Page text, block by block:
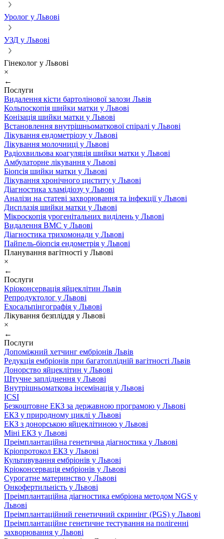
Уролог у Львові
УЗД у Львові
Гінеколог у Львові
×
←
Послуги
Видалення кісти бартолінової залози Львів
Кольпоскопія шийки матки у Львові
Конізація шийки матки у Львові
Встановлення внутрішньоматкової спіралі у Львові
Лікування ендометріозу у Львові
Лікування молочниці у Львові
Радіохвильова коагуляція шийки матки у Львові
Амбулаторне лікування у Львові
Біопсія шийки матки у Львові
Лікування хронічного циститу у Львові
Діагностика хламідіозу у Львові
Аналізи на статеві захворювання та інфекції у Львові
Дисплазія шийки матки у Львові
Мікроскопія урогенітальних виділень у Львові
Видалення ВМС у Львові
Діагностика трихомонади у Львові
Пайпель-біопсія ендометрія у Львові
Планування вагітності у Львові
×
←
Послуги
Кріоконсервація яйцеклітин Львів
Репродуктолог у Львові
Ехосальпінгографія у Львові
Лікування безпліддя у Львові
×
←
Послуги
Допоміжний хетчинг ембріонів Львів
Редукція ембріонів при багатоплідній вагітності Львів
Донорство яйцеклітин у Львові
Штучне запліднення у Львові
Внутрішньоматкова інсемінація у Львові
ICSI
Безкоштовне ЕКЗ за державною програмою у Львові
ЕКЗ у природному циклі у Львові
ЕКЗ з донорською яйцеклітиною у Львові
Міні ЕКЗ у Львові
Преімплантаційна генетична діагностика у Львові
Кріопротокол ЕКЗ у Львові
Культивування ембріонів у Львові
Кріоконсервація ембріонів у Львові
Сурогатне материнство у Львові
Онкофертильність у Львові
Преімплантаційна діагностика ембріона методом NGS у
Львові
Преімплантаційний генетичний скринінг (PGS) у Львові
Преімплантаційне генетичне тестування на полігенні
захворювання у Львові